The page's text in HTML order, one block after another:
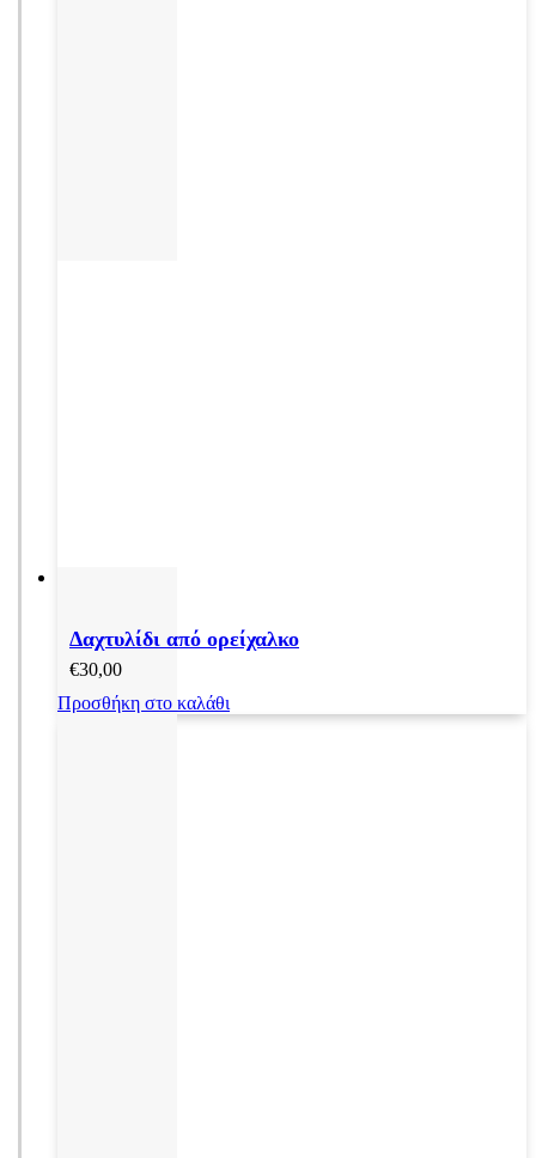
Δαχτυλίδι από ορείχαλκο
€30,00
Προσθήκη στο καλάθι